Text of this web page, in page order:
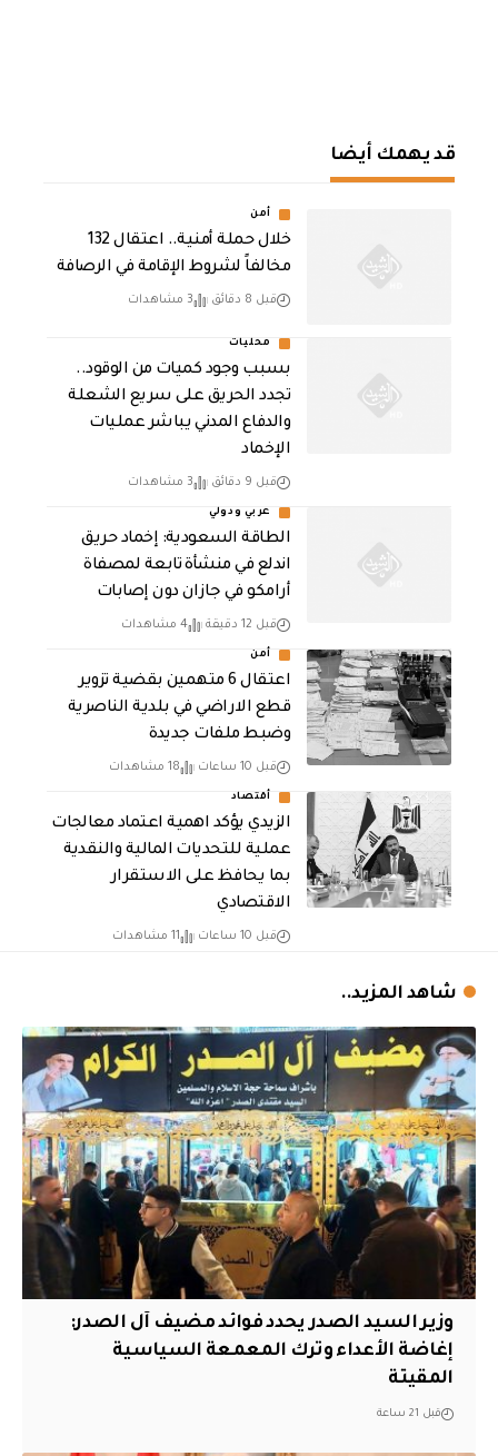
قد يهمك أيضا
أمن
خلال حملة أمنية.. اعتقال 132
مخالفاً لشروط الإقامة في الرصافة
قبل 8 دقائق 3 مشاهدات
محليات
بسبب وجود كميات من الوقود..
تجدد الحريق على سريع الشعلة
والدفاع المدني يباشر عمليات
الإخماد
قبل 9 دقائق 3 مشاهدات
عربي ودولي
‏الطاقة السعودية: إخماد حريق
اندلع في منشأة تابعة لمصفاة
أرامكو في جازان دون إصابات
قبل 12 دقيقة 4 مشاهدات
أمن
اعتقال 6 متهمين بقضية تزوير
قطع الاراضي في بلدية الناصرية
وضبط ملفات جديدة
قبل 10 ساعات 18 مشاهدات
أقتصاد
الزيدي يؤكد اهمية اعتماد معالجات
عملية للتحديات المالية والنقدية
بما يحافظ على الاستقرار
الاقتصادي
قبل 10 ساعات 11 مشاهدات
شاهد المزيد..
وزير السيد الصدر يحدد فوائد مضيف آل الصدر:
إغاضة الأعداء وترك المعمعة السياسية
المقيتة
قبل 21 ساعة